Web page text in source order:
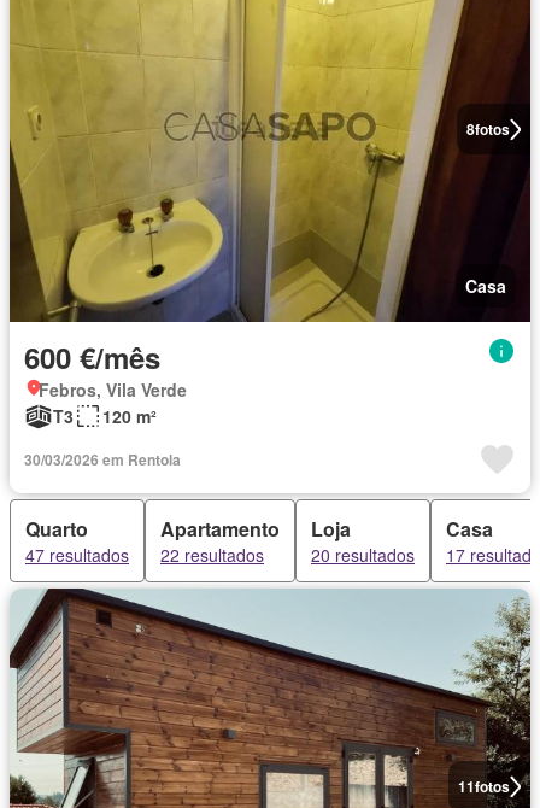
8fotos
Casa
600 €/mês
Febros, Vila Verde
T3
120 m²
30/03/2026 em Rentola
Quarto
47 resultados
Apartamento
22 resultados
Loja
20 resultados
Casa
17
11fotos